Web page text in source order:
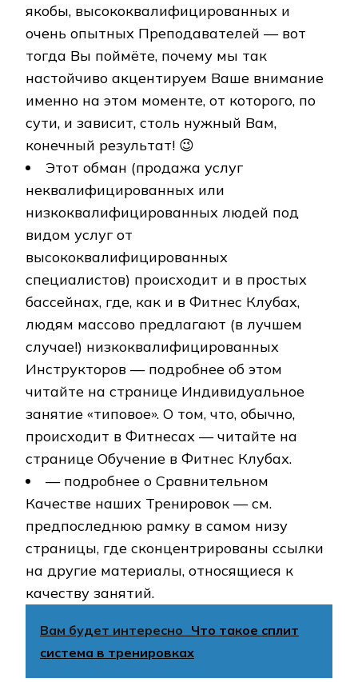
якобы, высококвалифицированных и
очень опытных Преподавателей — вот
тогда Вы поймёте, почему мы так
настойчиво акцентируем Ваше внимание
именно на этом моменте, от которого, по
сути, и зависит, столь нужный Вам,
конечный результат! 😉
Этот обман (продажа услуг
неквалифицированных или
низкоквалифицированных людей под
видом услуг от
высококвалифицированных
специалистов) происходит и в простых
бассейнах, где, как и в Фитнес Клубах,
людям массово предлагают (в лучшем
случае!) низкоквалифицированных
Инструкторов — подробнее об этом
читайте на странице Индивидуальное
занятие «типовое». О том, что, обычно,
происходит в Фитнесах — читайте на
странице Обучение в Фитнес Клубах.
— подробнее о Сравнительном
Качестве наших Тренировок — см.
предпоследнюю рамку в самом низу
страницы, где сконцентрированы ссылки
на другие материалы, относящиеся к
качеству занятий.
Вам будет интересно Что такое сплит
система в тренировках